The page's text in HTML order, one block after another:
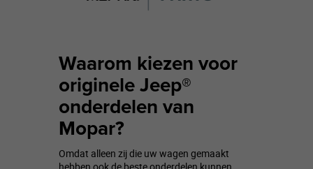
Waarom kiezen voor
originele Jeep®
onderdelen van
Mopar?
Omdat alleen zij die uw wagen gemaakt